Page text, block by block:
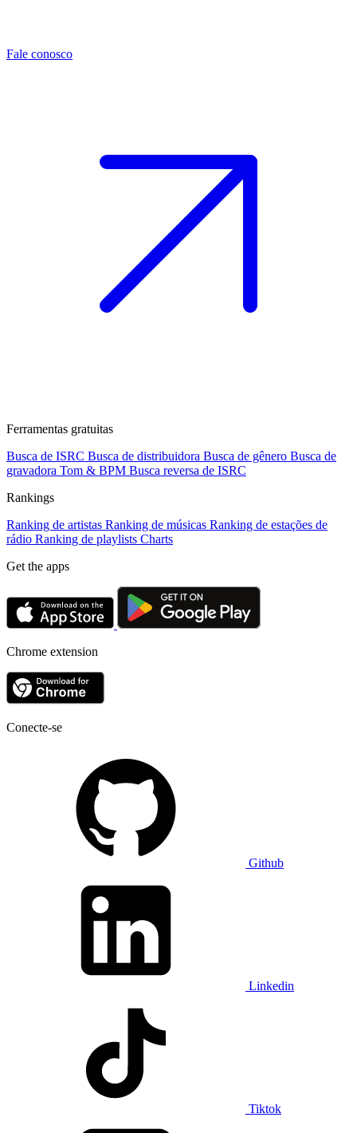
Fale conosco
Ferramentas gratuitas
Busca de ISRC Busca de distribuidora Busca de gênero Busca de
gravadora Tom & BPM Busca reversa de ISRC
Rankings
Ranking de artistas Ranking de músicas Ranking de estações de
rádio Ranking de playlists Charts
Get the apps
Chrome extension
Conecte-se
Github
Linkedin
Tiktok